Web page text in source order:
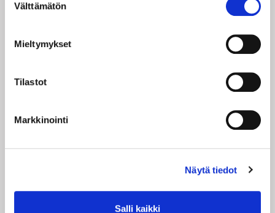
valinta
Välttämätön
Mieltymykset
Tilastot
Markkinointi
Näytä tiedot
Salli kaikki
sattuessa (esim. näyttelijän sairastuminen). Tällöin
arvoisen lahjakortin. Teatteri ei vastaa muista
itsellään oikeuden hintojen ja ohjelmiston muutoksiin.
Mikäli verkkokaupastamme ostamasi liput eivät
Tarkista ensin roskapostisi. Jos lippuja ei löydy
sieltä, kirjaudu tunnuksillasi verkkokauppaamme.
Löydät ostamasi liput omista tiedoistasi.